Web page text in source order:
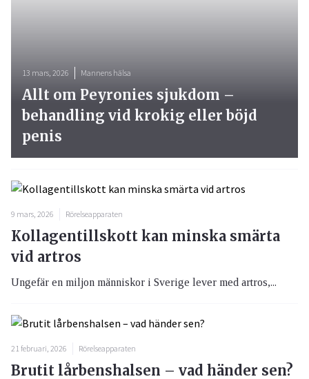
13 mars, 2026 Mannens hälsa
Allt om Peyronies sjukdom –
behandling vid krokig eller böjd
penis
9 mars, 2026 Rörelseapparaten
Kollagentillskott kan minska smärta
vid artros
Ungefär en miljon människor i Sverige lever med artros,...
21 februari, 2026 Rörelseapparaten
Brutit lårbenshalsen – vad händer sen?